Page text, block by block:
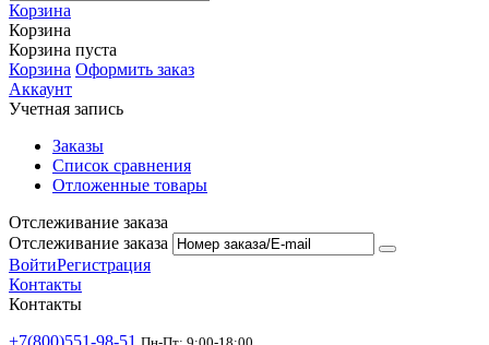
Корзина
Корзина
Корзина пуста
Корзина Оформить заказ
Аккаунт
Учетная запись
Заказы
Список сравнения
Отложенные товары
Отслеживание заказа
Отслеживание заказа
ВойтиРегистрация
Контакты
Контакты